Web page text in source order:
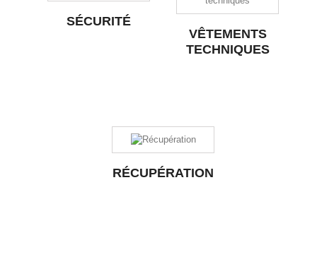
SÉCURITÉ
VÊTEMENTS
TECHNIQUES
RÉCUPÉRATION